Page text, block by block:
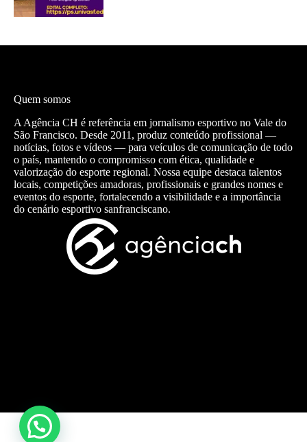
Quem somos
A Agência CH é referência em jornalismo esportivo no Vale do
São Francisco. Desde 2011, produz conteúdo profissional —
notícias, fotos e vídeos — para veículos de comunicação de todo
o país, mantendo o compromisso com ética, qualidade e
valorização do esporte regional. Nossa equipe destaca talentos
locais, competições amadoras, profissionais e grandes nomes e
eventos do esporte, fortalecendo a visibilidade e a importância
do cenário esportivo sanfranciscano.